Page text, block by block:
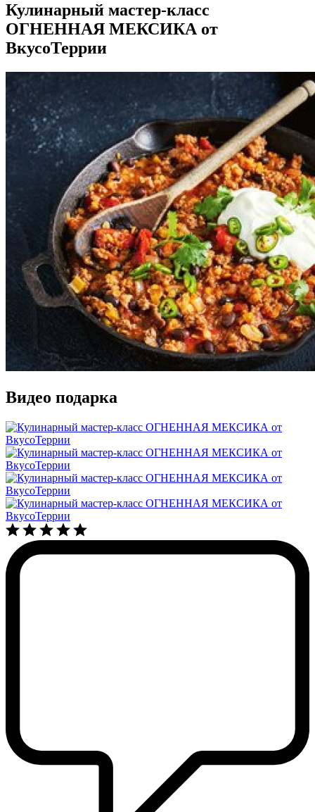
Кулинарный мастер-класс
ОГНЕННАЯ МЕКСИКА от
ВкусоТеррии
Видео подарка